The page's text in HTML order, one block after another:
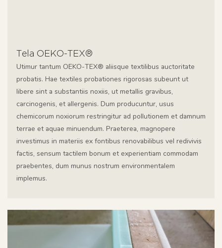
Tela OEKO-TEX®
Utimur tantum OEKO-TEX® aliisque textilibus auctoritate
probatis. Hae textiles probationes rigorosas subeunt ut
libere sint a substantiis noxiis, ut metallis gravibus,
carcinogenis, et allergenis. Dum producuntur, usus
chemicorum noxiorum restringitur ad pollutionem et damnum
terrae et aquae minuendum. Praeterea, magnopere
investimus in materiis ex fontibus renovabilibus vel redivivis
factis, sensum tactilem bonum et experientiam commodam
praebentes, dum munus nostrum environmentalem
implemus.